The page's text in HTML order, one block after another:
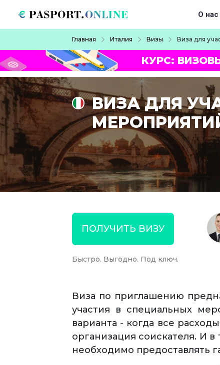
Main О нас
Главная Италия Визы Виза для
КУРС:
ВИЗА ДЛЯ
ПОЛУЧИТЬ ВИЗУ
Быстро. Выгодно. Под ключ.
Виза по приглашению
участия в специальных
варианта - когда все
организация соискателя. И
необходимо